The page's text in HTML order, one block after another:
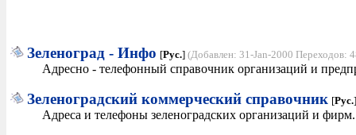
Зеленоград - Инфо [Рус.] (Добавлен: 31-Jan-2000 Переходов:
Адресно - телефонный справочник организаций и
Зеленоградский коммерческий справочник [Рус.
Адреса и телефоны зеленоградских организаций и фирм.